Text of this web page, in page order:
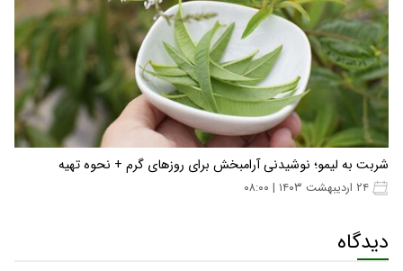
شربت به لیمو؛ نوشیدنی آرامبخش برای روزهای گرم + نحوه تهیه
دیدگاه